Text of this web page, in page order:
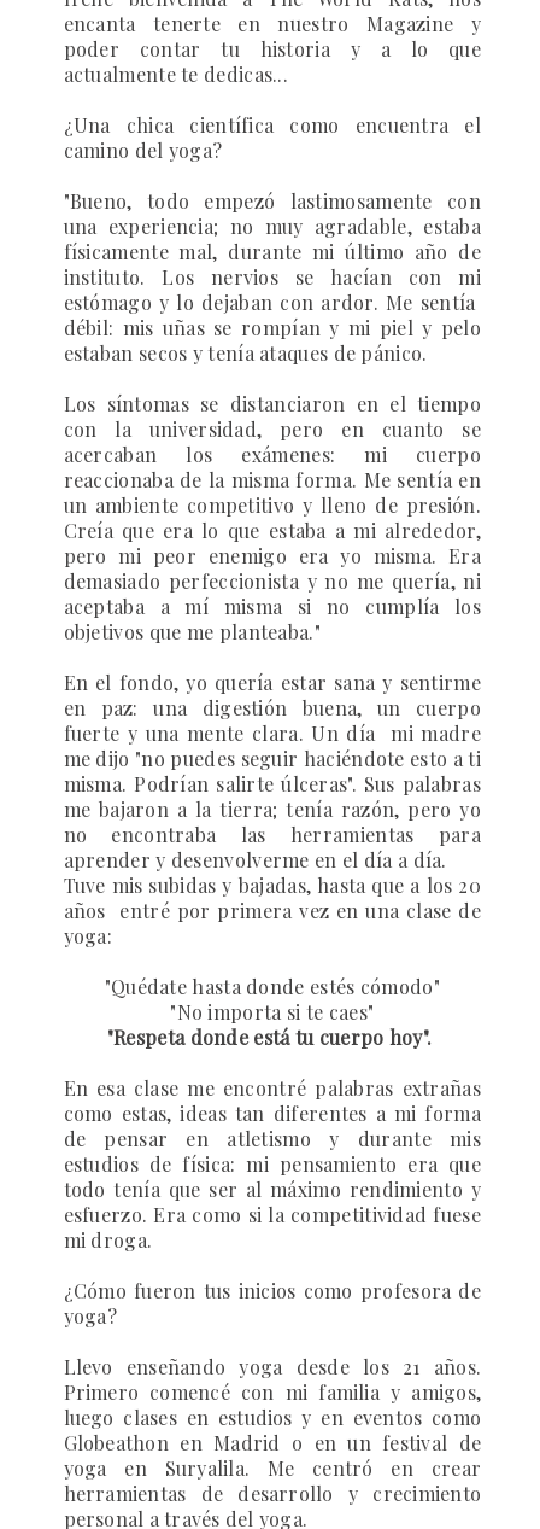
encanta tenerte en nuestro Magazine y
poder contar tu historia y a lo que
actualmente te dedicas...
¿Una chica científica como encuentra el
camino del yoga?
"Bueno, todo empezó lastimosamente con
una experiencia; no muy agradable, estaba
físicamente mal, durante mi último año de
instituto. Los nervios se hacían con mi
estómago y lo dejaban con ardor. Me sentía
débil: mis uñas se rompían y mi piel y pelo
estaban secos y tenía ataques de pánico.
Los síntomas se distanciaron en el tiempo
con la universidad, pero en cuanto se
acercaban los exámenes: mi cuerpo
reaccionaba de la misma forma. Me sentía en
un ambiente competitivo y lleno de presión.
Creía que era lo que estaba a mi alrededor,
pero mi peor enemigo era yo misma. Era
demasiado perfeccionista y no me quería, ni
aceptaba a mí misma si no cumplía los
objetivos que me planteaba."
En el fondo, yo quería estar sana y sentirme
en paz: una digestión buena, un cuerpo
fuerte y una mente clara. Un día mi madre
me dijo "no puedes seguir haciéndote esto a ti
misma. Podrían salirte úlceras". Sus palabras
me bajaron a la tierra; tenía razón, pero yo
no encontraba las herramientas para
aprender y desenvolverme en el día a día.
Tuve mis subidas y bajadas, hasta que a los 20
años entré por primera vez en una clase de
yoga:
"Quédate hasta donde estés cómodo"
"No importa si te caes"
"Respeta donde está tu cuerpo hoy".
En esa clase me encontré palabras extrañas
como estas, ideas tan diferentes a mi forma
de pensar en atletismo y durante mis
estudios de física: mi pensamiento era que
todo tenía que ser al máximo rendimiento y
esfuerzo. Era como si la competitividad fuese
mi droga.
¿Cómo fueron tus inicios como profesora de
yoga?
Llevo enseñando yoga desde los 21 años.
Primero comencé con mi familia y amigos,
luego clases en estudios y en eventos como
Globeathon en Madrid o en un festival de
yoga en Suryalila. Me centró en crear
herramientas de desarrollo y crecimiento
personal a través del yoga.